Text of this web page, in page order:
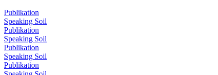
Publikation
Speaking Soil
Publikation
Speaking Soil
Publikation
Speaking Soil
Publikation